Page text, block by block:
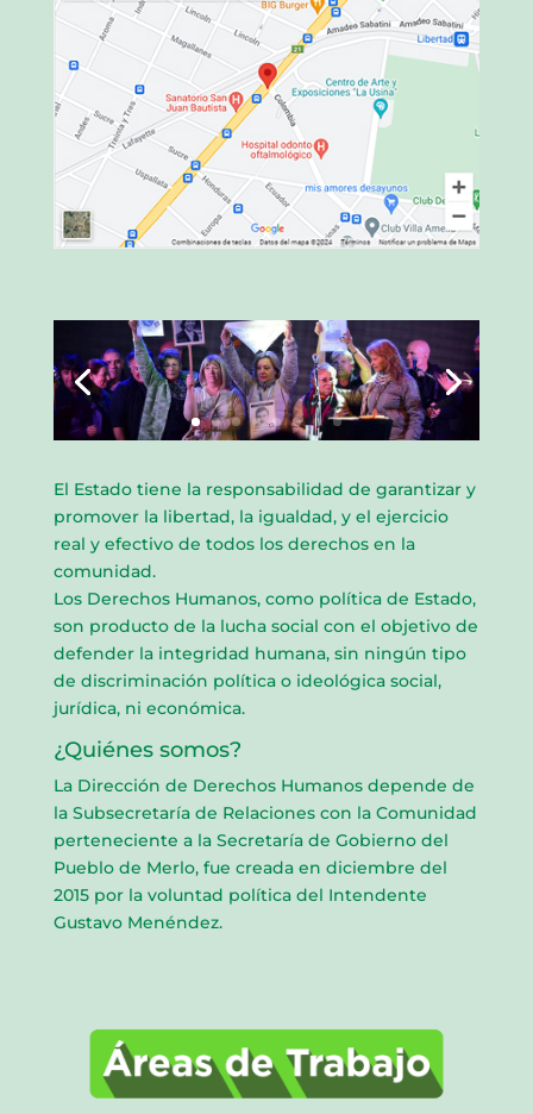
El Estado tiene la responsabilidad de garantizar y
promover la libertad, la igualdad, y el ejercicio
real y efectivo de todos los derechos en la
comunidad.
Los Derechos Humanos, como política de Estado,
son producto de la lucha social con el objetivo de
defender la integridad humana, sin ningún tipo
de discriminación política o ideológica social,
jurídica, ni económica.
¿Quiénes somos?
La Dirección de Derechos Humanos depende de
la Subsecretaría de Relaciones con la Comunidad
perteneciente a la Secretaría de Gobierno del
Pueblo de Merlo, fue creada en diciembre del
2015 por la voluntad política del Intendente
Gustavo Menéndez.